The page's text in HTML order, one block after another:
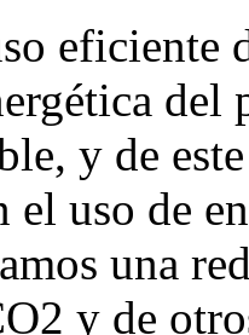
eficiente
del
y de
el uso de
una
y de